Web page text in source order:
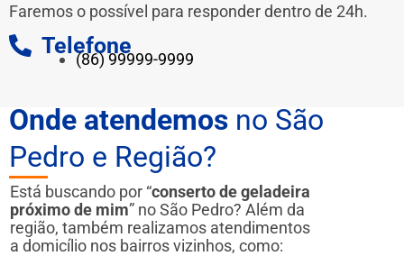
Faremos o possível para responder dentro de 24h.
Telefone
(86) 99999-9999
Onde atendemos no São
Pedro e Região?
Está buscando por “conserto de geladeira
próximo de mim” no São Pedro? Além da
região, também realizamos atendimentos
a domicílio nos bairros vizinhos, como: